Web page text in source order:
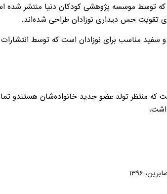
که توسط موسسه پژوهشی کودکان دنیا منتشر
تقویت حس دیداری نوزادان طراحی شده‌اند.
سفید مناسب برای نوزادان است که توسط
منتظر تولد عضو جدید خانواده‌شان هستندو تمام
اشت.
۱۳۹۶